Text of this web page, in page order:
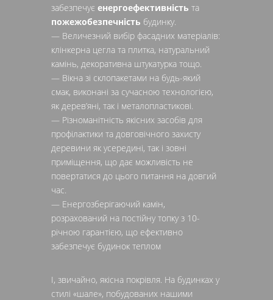
забезпечує енергоефективність та
пожежобезпечність будинку.
— Величезний вибір фасадних матеріалів:
клінкерна цегла та плитка, натуральний
камінь, декоративна штукатурка тощо.
— Вікна зі склопакетами на будь-який
смак, виконані за сучасною технологією,
як дерев’яні, так і металопластикові.
— Різноманітність якісних засобів для
профілактики та довговічного захисту
деревини як усередині, так і зовні
приміщення, що дає можливість не
повертатися до цього питання на довгий
час.
— Енергозберігаючий камін,
розрахований на постійну топку з 10-
річною гарантією, що ефективно
забезпечує будинок теплом
І, звичайно, якісна покрівля. На будинках у
стилі «шале», побудованих нашими